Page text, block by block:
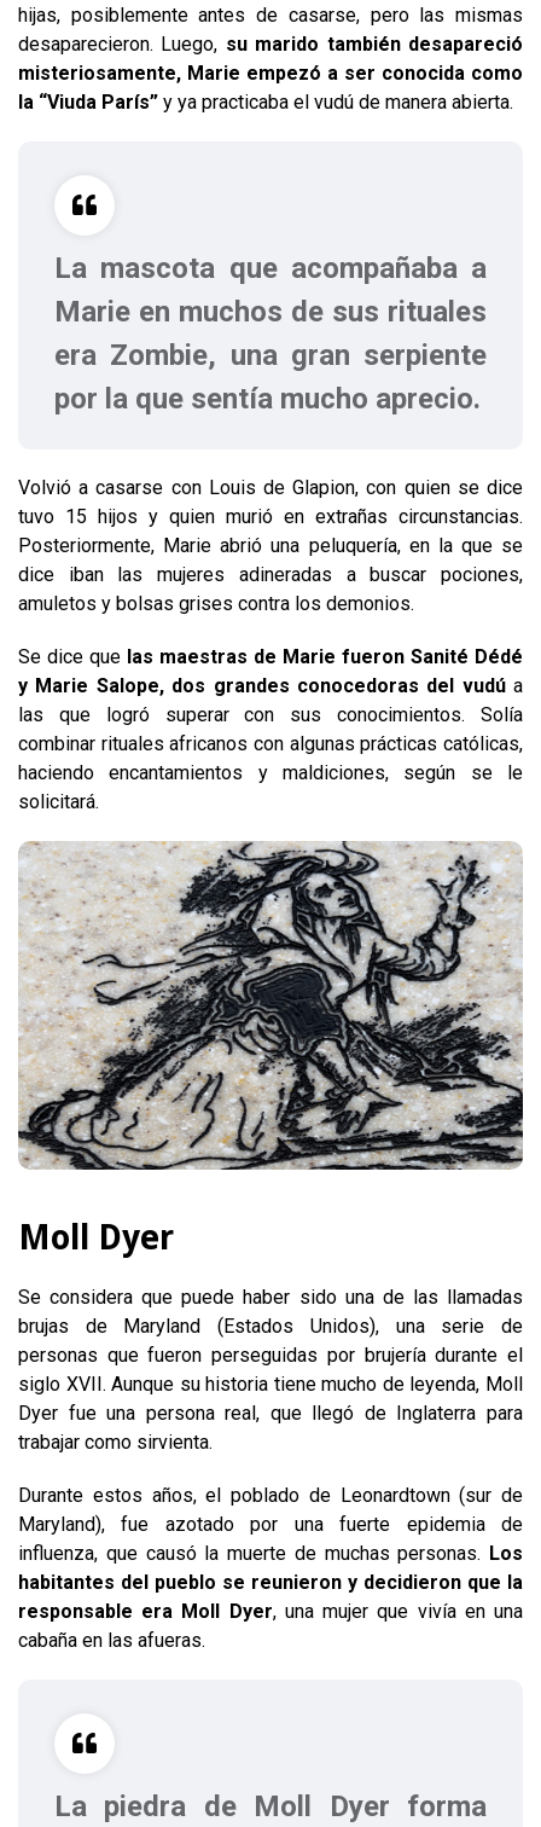
hijas, posiblemente antes de casarse, pero las mismas
desaparecieron. Luego, su marido también desapareció
misteriosamente, Marie empezó a ser conocida como
la “Viuda París” y ya practicaba el vudú de manera abierta.
La mascota que acompañaba a
Marie en muchos de sus rituales
era Zombie, una gran serpiente
por la que sentía mucho aprecio.
Volvió a casarse con Louis de Glapion, con quien se dice
tuvo 15 hijos y quien murió en extrañas circunstancias.
Posteriormente, Marie abrió una peluquería, en la que se
dice iban las mujeres adineradas a buscar pociones,
amuletos y bolsas grises contra los demonios.
Se dice que las maestras de Marie fueron Sanité Dédé
y Marie Salope, dos grandes conocedoras del vudú a
las que logró superar con sus conocimientos. Solía
combinar rituales africanos con algunas prácticas católicas,
haciendo encantamientos y maldiciones, según se le
solicitará.
Moll Dyer
Se considera que puede haber sido una de las llamadas
brujas de Maryland (Estados Unidos), una serie de
personas que fueron perseguidas por brujería durante el
siglo XVII. Aunque su historia tiene mucho de leyenda, Moll
Dyer fue una persona real, que llegó de Inglaterra para
trabajar como sirvienta.
Durante estos años, el poblado de Leonardtown (sur de
Maryland), fue azotado por una fuerte epidemia de
influenza, que causó la muerte de muchas personas. Los
habitantes del pueblo se reunieron y decidieron que la
responsable era Moll Dyer, una mujer que vivía en una
cabaña en las afueras.
La piedra de Moll Dyer forma